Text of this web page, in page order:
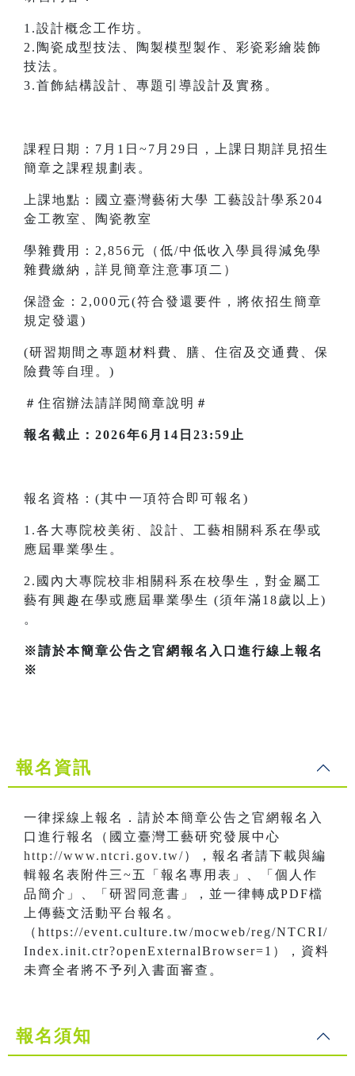
1.設計概念工作坊。
2.陶瓷成型技法、陶製模型製作、彩瓷彩繪裝飾
技法。
3.首飾結構設計、專題引導設計及實務。
課程日期：7月1日~7月29日，上課日期詳見招生
簡章之課程規劃表。
上課地點：國立臺灣藝術大學 工藝設計學系204
金工教室、陶瓷教室
學雜費用：2,856元（低/中低收入學員得減免學
雜費繳納，詳見簡章注意事項二）
保證金：2,000元(符合發還要件，將依招生簡章
規定發還)
(研習期間之專題材料費、膳、住宿及交通費、保
險費等自理。)
＃住宿辦法請詳閱簡章說明＃
報名截止：2026年6月14日23:59止
報名資格：(其中一項符合即可報名)
1.各大專院校美術、設計、工藝相關科系在學或
應屆畢業學生。
2.國內大專院校非相關科系在校學生，對金屬工
藝有興趣在學或應屆畢業學生 (須年滿18歲以上)
。
※請於本簡章公告之官網報名入口進行線上報名
※
報名資訊
一律採線上報名．請於本簡章公告之官網報名入
口進行報名（國立臺灣工藝研究發展中心
http://www.ntcri.gov.tw/），報名者請下載與編
輯報名表附件三~五「報名專用表」、「個人作
品簡介」、「研習同意書」，並一律轉成PDF檔
上傳藝文活動平台報名。
（https://event.culture.tw/mocweb/reg/NTCRI/
Index.init.ctr?openExternalBrowser=1），資料
未齊全者將不予列入書面審查。
報名須知